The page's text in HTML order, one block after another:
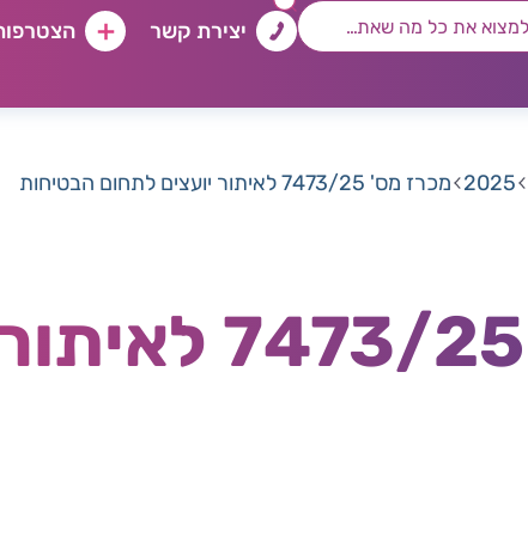
יצירת קשר
2025 מכרז מס' 7473/25 לאיתור יועצים לתחום הבטיחות
מכרז מס'